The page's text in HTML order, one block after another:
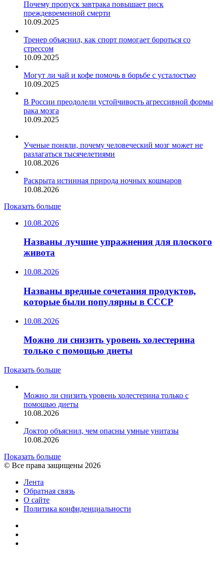
Почему пропуск завтрака повышает риск
преждевременной смерти
10.09.2025
Тренер объяснил, как спорт помогает бороться со
стрессом
10.09.2025
Могут ли чай и кофе помочь в борьбе с усталостью
10.09.2025
В России преодолели устойчивость агрессивной формы
рака мозга
10.09.2025
Ученые поняли, почему человеческий мозг может не
разлагаться тысячелетиями
10.08.2026
Раскрыта истинная природа ночных кошмаров
10.08.2026
Показать больше
10.08.2026
Названы лучшие упражнения для плоского
живота
10.08.2026
Названы вредные сочетания продуктов,
которые были популярны в СССР
10.08.2026
Можно ли снизить уровень холестерина
только с помощью диеты
Показать больше
Можно ли снизить уровень холестерина только с
помощью диеты
10.08.2026
Доктор объяснил, чем опасны умные унитазы
10.08.2026
Показать больше
© Все права защищены 2026
Лента
Обратная связь
О сайте
Политика конфиденциальности